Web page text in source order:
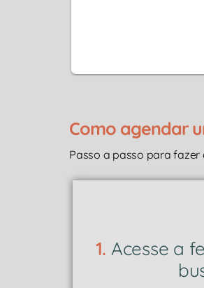
Como agendar
Passo a passo para
1. Acesse a